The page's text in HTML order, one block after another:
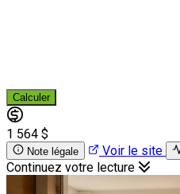
Calculer
1 564 $
Note légale Voir le site
Continuez votre lecture